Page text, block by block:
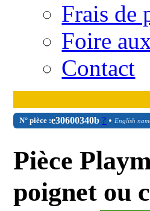
Frais de
Foire
Contact
N° pièce :e30600340b ? •English
Pièce
poignet ou